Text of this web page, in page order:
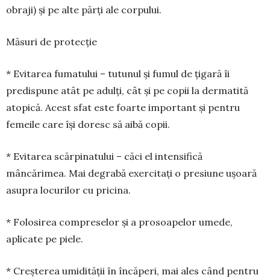
obraji) și pe alte părți ale corpului.
Măsuri de protecție
* Evitarea fumatului – tutunul și fumul de țigară îi
predispune atât pe adulți, cât și pe copii la dermatită
atopică. Acest sfat este foarte important și pentru
femeile care își doresc să aibă copii.
* Evitarea scărpinatului – căci el intensifică
mâncărimea. Mai degrabă exercitați o presiune ușoară
asupra locurilor cu pricina.
* Folosirea compreselor și a prosoapelor ume­de,
aplicate pe piele.
* Creșterea umidității în încăperi, mai ales când pentru